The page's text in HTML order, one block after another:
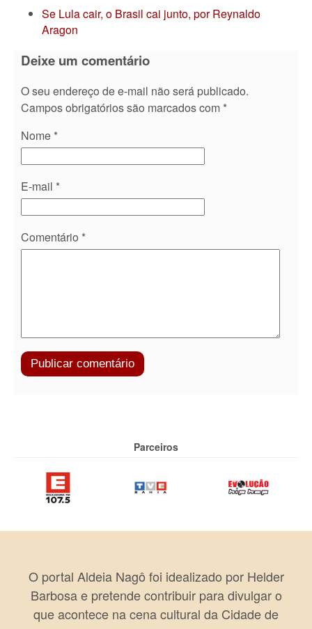
Se Lula cair, o Brasil cai junto, por Reynaldo
Aragon
Deixe um comentário
O seu endereço de e-mail não será publicado.
Campos obrigatórios são marcados com *
Nome *
E-mail *
Comentário *
Parceiros
O portal Aldeia Nagô foi idealizado por Helder
Barbosa e pretende contribuir para divulgar o
que acontece na cena cultural da Cidade de